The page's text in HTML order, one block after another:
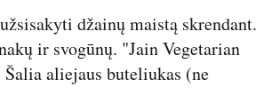
džainų maistą skrendant.
ir svogūnų. "Jain Vegetarian
aliejaus buteliukas (ne